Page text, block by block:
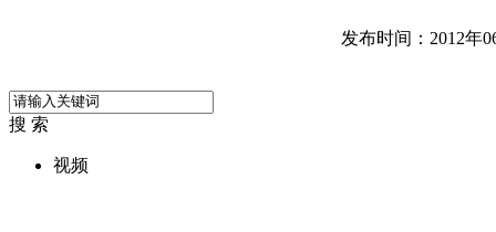
发布时间：2012年
搜 索
视频